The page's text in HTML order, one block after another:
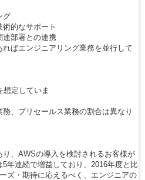
グ
的なサポート
連部署との連携
ばエンジニアリング業務を並行して
想定していま
、プリセールス業務の割合は異なり
、AWSの導入を検討されるお客様が
年連続で増益しており、2016年度と比
ズ・期待に応えるべく、エンジニアの